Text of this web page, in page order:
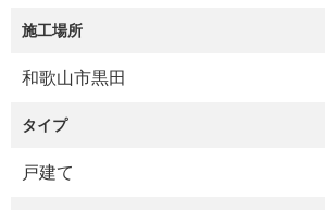
施工場所
和歌山市黒田
タイプ
戸建て